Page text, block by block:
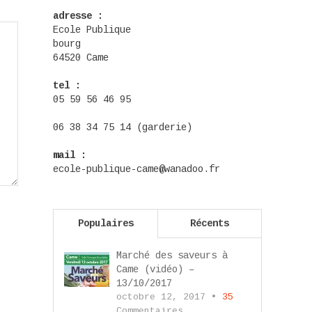
adresse :
Ecole Publique
bourg
64520 Came
tel :
05 59 56 46 95
06 38 34 75 14 (garderie)
mail :
ecole-publique-came@wanadoo.fr
Populaires Récents
Marché des saveurs à
Came (vidéo) –
13/10/2017
octobre 12, 2017 • 35